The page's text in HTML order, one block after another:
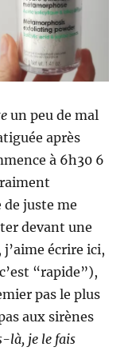
un peu de mal
après
à 6h30 6
juste me
devant une
écrire ici,
“rapide”),
pas le plus
aux sirènes
là, je le fais